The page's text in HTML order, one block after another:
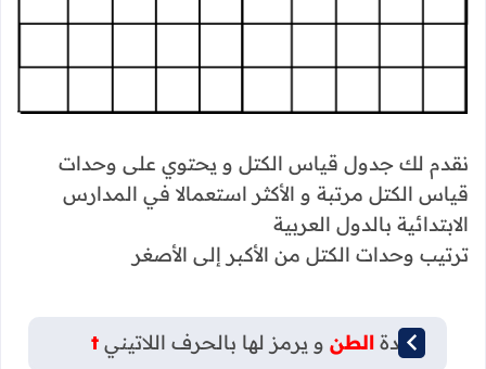
نقدم لك جدول قياس الكتل و يحتوي على وحدات
قياس الكتل مرتبة و الأكثر استعمالا في المدارس
الابتدائية بالدول العربية
ترتيب وحدات الكتل من الأكبر إلى الأصغر
وحدة الطن و يرمز لها بالحرف اللاتيني t